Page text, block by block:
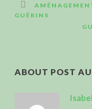
GUÉRINS
ABOUT POST